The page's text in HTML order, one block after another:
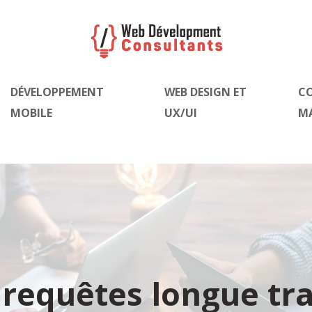
DÉVELOPPEMENT
MOBILE
WEB DESIGN ET
UX/UI
longue